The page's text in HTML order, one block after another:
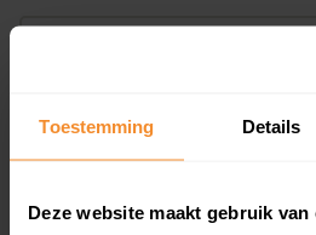
Toestemming Details
Deze website maakt gebruik van